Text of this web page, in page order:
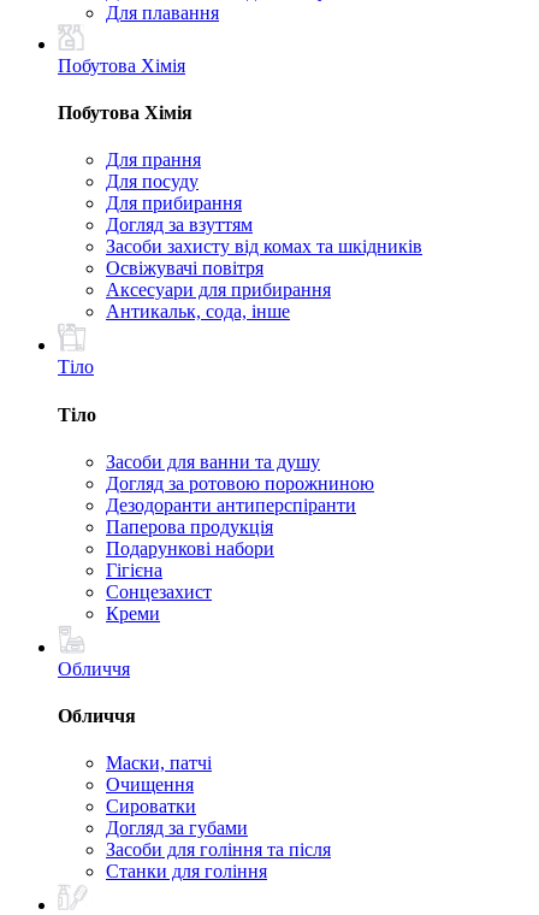
Для плавання
Побутова Хімія
Побутова Хімія
Для прання
Для посуду
Для прибирання
Догляд за взуттям
Засоби захисту від комах та шкідників
Освіжувачі повітря
Аксесуари для прибирання
Антикальк, сода, інше
Тіло
Тіло
Засоби для ванни та душу
Догляд за ротовою порожниною
Дезодоранти антиперспіранти
Паперова продукція
Подарункові набори
Гігієна
Сонцезахист
Креми
Обличчя
Обличчя
Маски, патчі
Очищення
Сироватки
Догляд за губами
Засоби для гоління та після
Станки для гоління